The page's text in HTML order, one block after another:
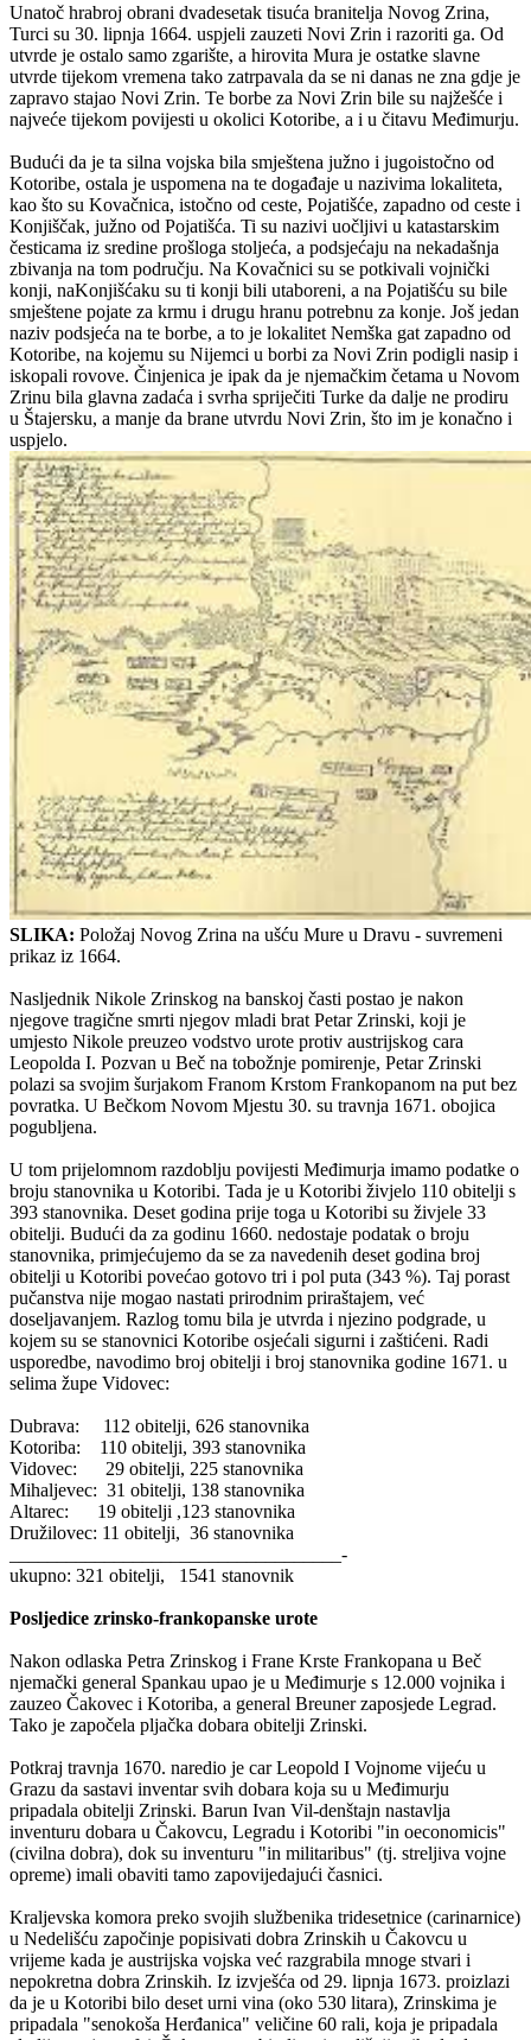
Unatoč hrabroj obrani dvadesetak tisuća branitelja Novog Zrina,
Turci su 30. lipnja 1664. uspjeli zauzeti Novi Zrin i razoriti ga. Od
utvrde je ostalo samo zgarište, a hirovita Mura je ostatke slavne
utvrde tijekom vremena tako zatrpavala da se ni danas ne zna gdje je
zapravo stajao Novi Zrin. Te borbe za Novi Zrin bile su najžešće i
najveće tijekom povijesti u okolici Kotoribe, a i u čitavu Međimurju.
Budući da je ta silna vojska bila smještena južno i jugoistočno od
Kotoribe, ostala je uspomena na te događaje u nazivima lokaliteta,
kao što su Kovačnica, istočno od ceste, Pojatišće, zapadno od ceste i
Konjiščak, južno od Pojatišća. Ti su nazivi uočljivi u katastarskim
česticama iz sredine prošloga stoljeća, a podsjećaju na nekadašnja
zbivanja na tom području. Na Kovačnici su se potkivali vojnički
konji, naKonjišćaku su ti konji bili utaboreni, a na Pojatišću su bile
smještene pojate za krmu i drugu hranu potrebnu za konje. Još jedan
naziv podsjeća na te borbe, a to je lokalitet Nemška gat zapadno od
Kotoribe, na kojemu su Nijemci u borbi za Novi Zrin podigli nasip i
iskopali rovove. Činjenica je ipak da je njemačkim četama u Novom
Zrinu bila glavna zadaća i svrha spriječiti Turke da dalje ne prodiru
u Štajersku, a manje da brane utvrdu Novi Zrin, što im je konačno i
uspjelo.
SLIKA: Položaj Novog Zrina na ušću Mure u Dravu - suvremeni
prikaz iz 1664.
Nasljednik Nikole Zrinskog na banskoj časti postao je nakon
njegove tragične smrti njegov mladi brat Petar Zrinski, koji je
umjesto Nikole preuzeo vodstvo urote protiv austrijskog cara
Leopolda I. Pozvan u Beč na tobožnje pomirenje, Petar Zrinski
polazi sa svojim šurjakom Franom Krstom Frankopanom na put bez
povratka. U Bečkom Novom Mjestu 30. su travnja 1671. obojica
pogubljena.
U tom prijelomnom razdoblju povijesti Međimurja imamo podatke o
broju stanovnika u Kotoribi. Tada je u Kotoribi živjelo 110 obitelji s
393 stanovnika. Deset godina prije toga u Kotoribi su živjele 33
obitelji. Budući da za godinu 1660. nedostaje podatak o broju
stanovnika, primjećujemo da se za navedenih deset godina broj
obitelji u Kotoribi povećao gotovo tri i pol puta (343 %). Taj porast
pučanstva nije mogao nastati prirodnim priraštajem, već
doseljavanjem. Razlog tomu bila je utvrda i njezino podgrade, u
kojem su se stanovnici Kotoribe osjećali sigurni i zaštićeni. Radi
usporedbe, navodimo broj obitelji i broj stanovnika godine 1671. u
selima župe Vidovec:
Dubrava: 112 obitelji, 626 stanovnika
Kotoriba: 110 obitelji, 393 stanovnika
Vidovec: 29 obitelji, 225 stanovnika
Mihaljevec: 31 obitelji, 138 stanovnika
Altarec: 19 obitelji ,123 stanovnika
Družilovec: 11 obitelji, 36 stanovnika
___________________________________-
ukupno: 321 obitelji, 1541 stanovnik
Posljedice zrinsko-frankopanske urote
Nakon odlaska Petra Zrinskog i Frane Krste Frankopana u Beč
njemački general Spankau upao je u Međimurje s 12.000 vojnika i
zauzeo Čakovec i Kotoriba, a general Breuner zaposjede Legrad.
Tako je započela pljačka dobara obitelji Zrinski.
Potkraj travnja 1670. naredio je car Leopold I Vojnome vijeću u
Grazu da sastavi inventar svih dobara koja su u Međimurju
pripadala obitelji Zrinski. Barun Ivan Vil-denštajn nastavlja
inventuru dobara u Čakovcu, Legradu i Kotoribi "in oeconomicis"
(civilna dobra), dok su inventuru "in militaribus" (tj. streljiva vojne
opreme) imali obaviti tamo zapovijedajući časnici.
Kraljevska komora preko svojih službenika tridesetnice (carinarnice)
u Nedelišću započinje popisivati dobra Zrinskih u Čakovcu u
vrijeme kada je austrijska vojska već razgrabila mnoge stvari i
nepokretna dobra Zrinskih. Iz izvješća od 29. lipnja 1673. proizlazi
da je u Kotoribi bilo deset urni vina (oko 530 litara), Zrinskima je
pripadala "senokoša Herđanica" veličine 60 rali, koja je pripadala